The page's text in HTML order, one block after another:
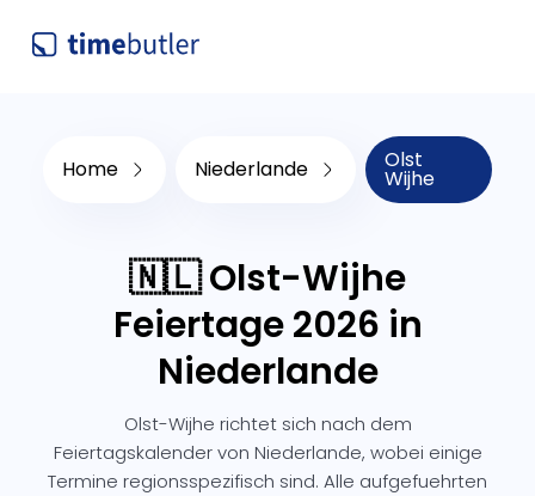
Home Niederlande Olst
Wijhe
🇳🇱 Olst-Wijhe
Feiertage 2026 in
Niederlande
Olst-Wijhe richtet sich nach dem
Feiertagskalender von Niederlande, wobei einige
Termine regionsspezifisch sind. Alle aufgefuehrten